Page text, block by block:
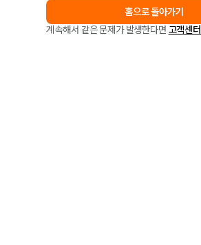
홈으로 돌아가기
계속해서 같은 문제가 발생한다면 고객센터